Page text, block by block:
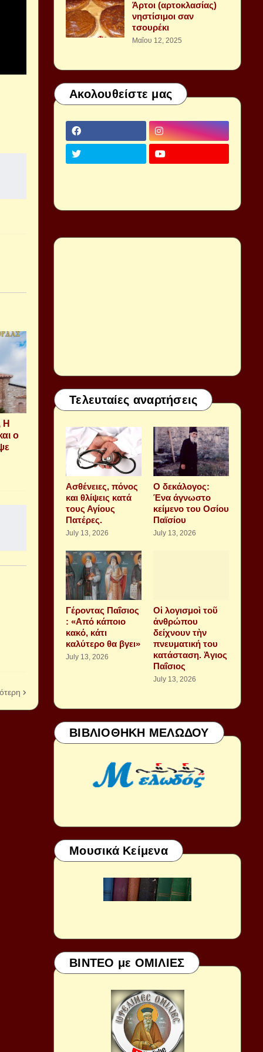
Η
ο
Άρτοι (αρτοκλασίας)
νηστίσιμοι σαν
τσουρέκι
Μαΐου 12, 2025
Ακολουθείστε μας
Τελευταίες αναρτήσεις
Aσθένειες, πόνος
και θλίψεις κατά
τους Αγίους
Πατέρες.
July 13, 2026
Ο δεκάλογος:
Ένα άγνωστο
κείμενο του Οσίου
Παϊσίου
July 13, 2026
Γέροντας Παΐσιος
: «Από κάποιο
κακό, κάτι
καλύτερο θα βγει»
July 13, 2026
Οἱ λογισμοὶ τοῦ
ἀνθρώπου
δείχνουν τὴν
πνευματική του
κατάσταση. Ἁγιος
Παΐσιος
July 13, 2026
ΒΙΒΛΙΟΘΗΚΗ ΜΕΛΩΔΟΥ
Μουσικά Κείμενα
ΒΙΝΤΕΟ με ΟΜΙΛΙΕΣ